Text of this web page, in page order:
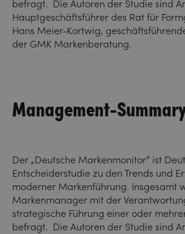
befragt. Die Autoren der Studie sind
Hauptgeschäftsführer des Rat für
Hans Meier-Kortwig,
der GMK Markenberatung.
Management-
Der „Deutsche Markenmonitor” ist
Entscheiderstudie zu den Trends und
moderner Markenführung. Insgesamt
Markenmanager mit der
strategische Führung einer oder
befragt. Die Autoren der Studie sind